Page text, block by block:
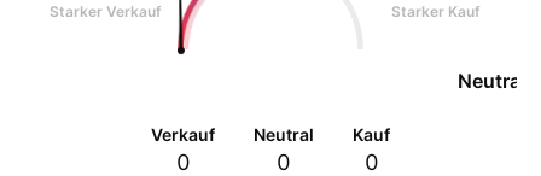
Starker Verkauf Starker Kauf
Neutral
Verkauf
0
Neutral
0
Kauf
0